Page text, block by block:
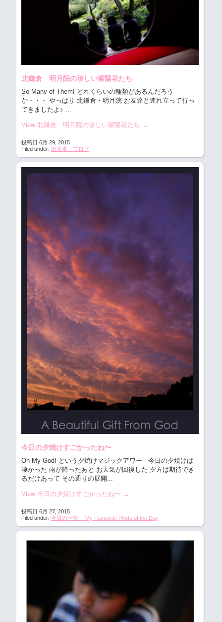
北鎌倉 明月院の珍しい紫陽花たち
So Many of Them! どれくらいの種類があるんだろう
か・・・ やっぱり 北鎌倉・明月院 お友達と連れ立って行っ
てきましたよ♪ ...
View 北鎌倉 明月院の珍しい紫陽花たち →
投稿日 6月 29, 2015
Filed under: 出来事・ブログ
今日の夕焼けすごかったね〜
Oh My God! という夕焼けマジックアワー
今日の夕焼けは
凄かった 雨が降ったあと お天気が回復した 夕方は期待でき
るだけあって その通りの展開...
View 今日の夕焼けすごかったね〜 →
投稿日 6月 27, 2015
Filed under: 今日の一枚 My Favourite Photo of the Day